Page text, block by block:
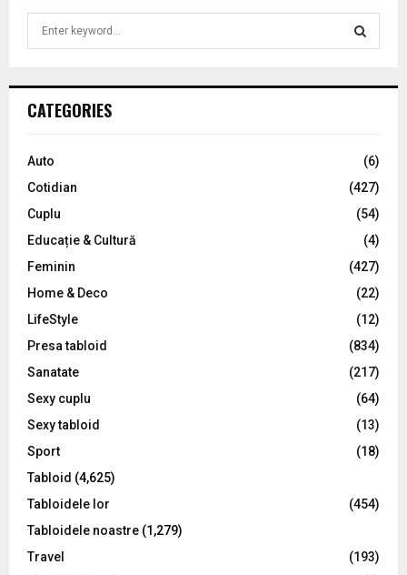
h
o
:
C
CATEGORIES
Auto
(6)
Cotidian
(427)
Cuplu
(54)
Educație & Cultură
(4)
Feminin
(427)
Home & Deco
(22)
LifeStyle
(12)
Presa tabloid
(834)
Sanatate
(217)
Sexy cuplu
(64)
Sexy tabloid
(13)
Sport
(18)
Tabloid (4,625)
Tabloidele lor
(454)
Tabloidele noastre (1,279)
Travel
(193)